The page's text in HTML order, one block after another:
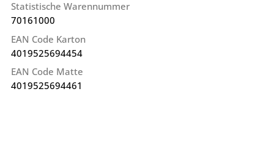
Statistische Warennummer
70161000
EAN Code Karton
4019525694454
EAN Code Matte
4019525694461